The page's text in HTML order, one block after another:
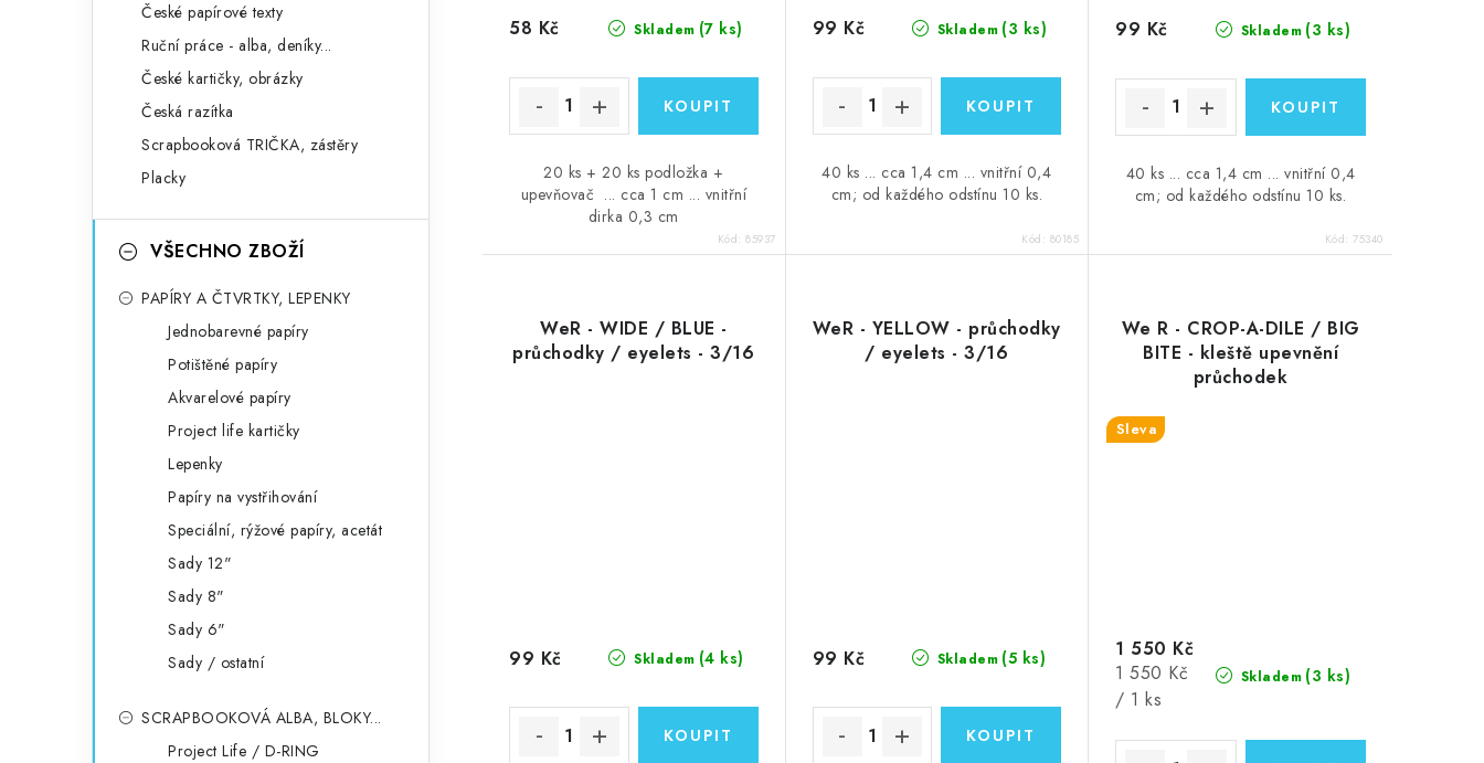
České papírové texty
Ruční práce - alba, deníky...
České kartičky, obrázky
Česká razítka
Scrapbooková TRIČKA, zástěry
Placky
VŠECHNO ZBOŽÍ
PAPÍRY A ČTVRTKY, LEPENKY
Jednobarevné papíry
Potištěné papíry
Akvarelové papíry
Project life kartičky
Lepenky
Papíry na vystřihování
Speciální, rýžové papíry, acetát
Sady 12"
Sady 8"
Sady 6"
Sady / ostatní
SCRAPBOOKOVÁ ALBA, BLOKY...
Project Life / D-RING
Skladem (7 ks)
58 Kč
20 ks + 20 ks podložka +
upevňovač ... cca 1 cm ... vnitřní
dirka 0,3 cm
Kód:85937
Skladem (3 ks)
99 Kč
40 ks ... cca 1,4 cm ... vnitřní 0,4
cm; od každého odstínu 10 ks.
Kód: 80185
Skladem (3 ks)
99 Kč
40 ks ... cca 1,4 cm ... vnitřní 0,4
cm; od každého odstínu 10 ks.
Kód:75340
WeR - WIDE / BLUE -
průchodky / eyelets - 3/16
Skladem (4 ks)
99 Kč
WeR - YELLOW - průchodky
/ eyelets - 3/16
Skladem (5 ks)
99 Kč
We R - CROP-A-DILE / BIG
BITE - kleště upevnění
průchodek
Sleva
Skladem (3 ks)
1 550 Kč
Měrná
cena:
1 550 Kč
/ 1 ks